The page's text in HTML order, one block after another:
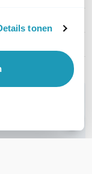
tonen